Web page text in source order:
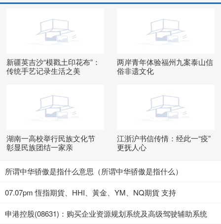
新疆英吉沙“模戳土印花布”：
传统手艺记录生活之美
两岸青年体验福州九案泰山信
俗非遗文化
湖南一高校举行民族文化节
彰显民族团结一家亲
江浙沪书信传情：经此一“疫”
更抚人心
所谓中华骄傲是指什么意思（所谓中华骄傲是指什么）
07.07pm 恆指期貨、HHI、黃金、YM、NQ期貨 支持
申港控股(08631)：购买企业资源规划系统及高级驾驶辅助系统